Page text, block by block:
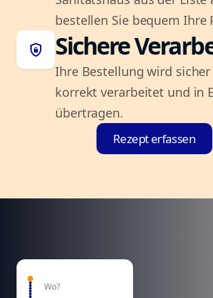
bestellen Sie bequem Ihre
shield_lock Sichere
Ihre Bestellung wird
korrekt verarbeitet und in
übertragen.
Rezept erfassen
Wo?